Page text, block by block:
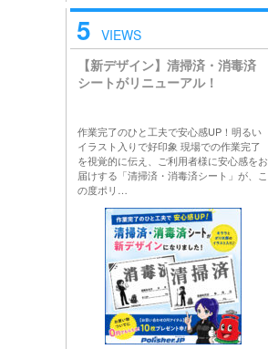
5 VIEWS
【新デザイン】清掃済・消毒済
シートがリニューアル！
作業完了のひと工夫で安心感UP！明るい
イラスト入りで好印象 現場での作業完了
を視覚的に伝え、ご利用者様に安心感をお
届けする「清掃済・消毒済シート」が、こ
の度ポリ…